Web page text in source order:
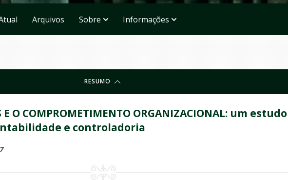
Arquivos Sobre Informações
RESUMO
E O COMPROMETIMENTO ORGANIZACIONAL: um
e controladoria